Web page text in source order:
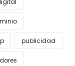
publicidad